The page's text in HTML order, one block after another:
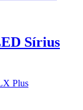
Sírius